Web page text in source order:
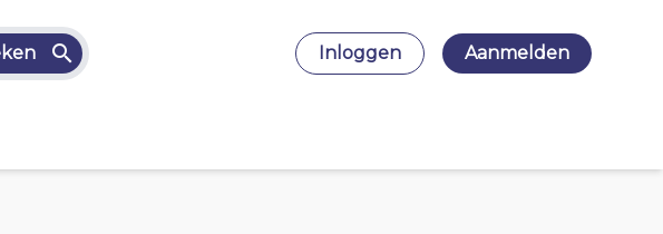
Inloggen Aanmelden